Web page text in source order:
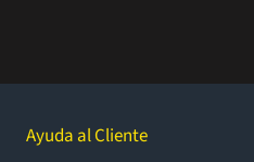
Ayuda al Cliente